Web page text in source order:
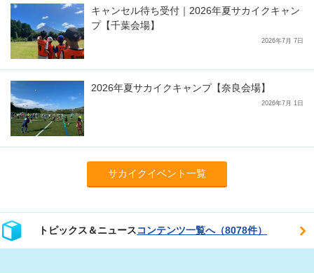
キャンセル待ち受付｜2026年夏サカイクキャン
プ【千葉会場】
2026年7月 7日
2026年夏サカイクキャンプ【奈良会場】
2026年7月 1日
サカイクイベント一覧
トピックス＆ニュースコンテンツ一覧へ（8078件）